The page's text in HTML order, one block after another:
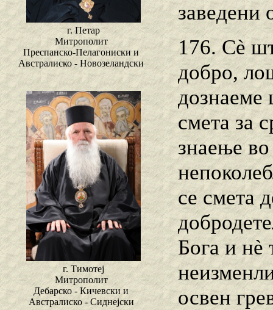
г. Петар
Митрополит
Преспанско-Пелагониски и
Австралиско - Новозеландски
г. Тимотеј
Митрополит
Дебарско - Кичевски и
Австралиско - Сиднејски
заведени
176. Сѐ
добро,
дознаеме
смета за
знаење
се смета
Бога и нѐ
освен